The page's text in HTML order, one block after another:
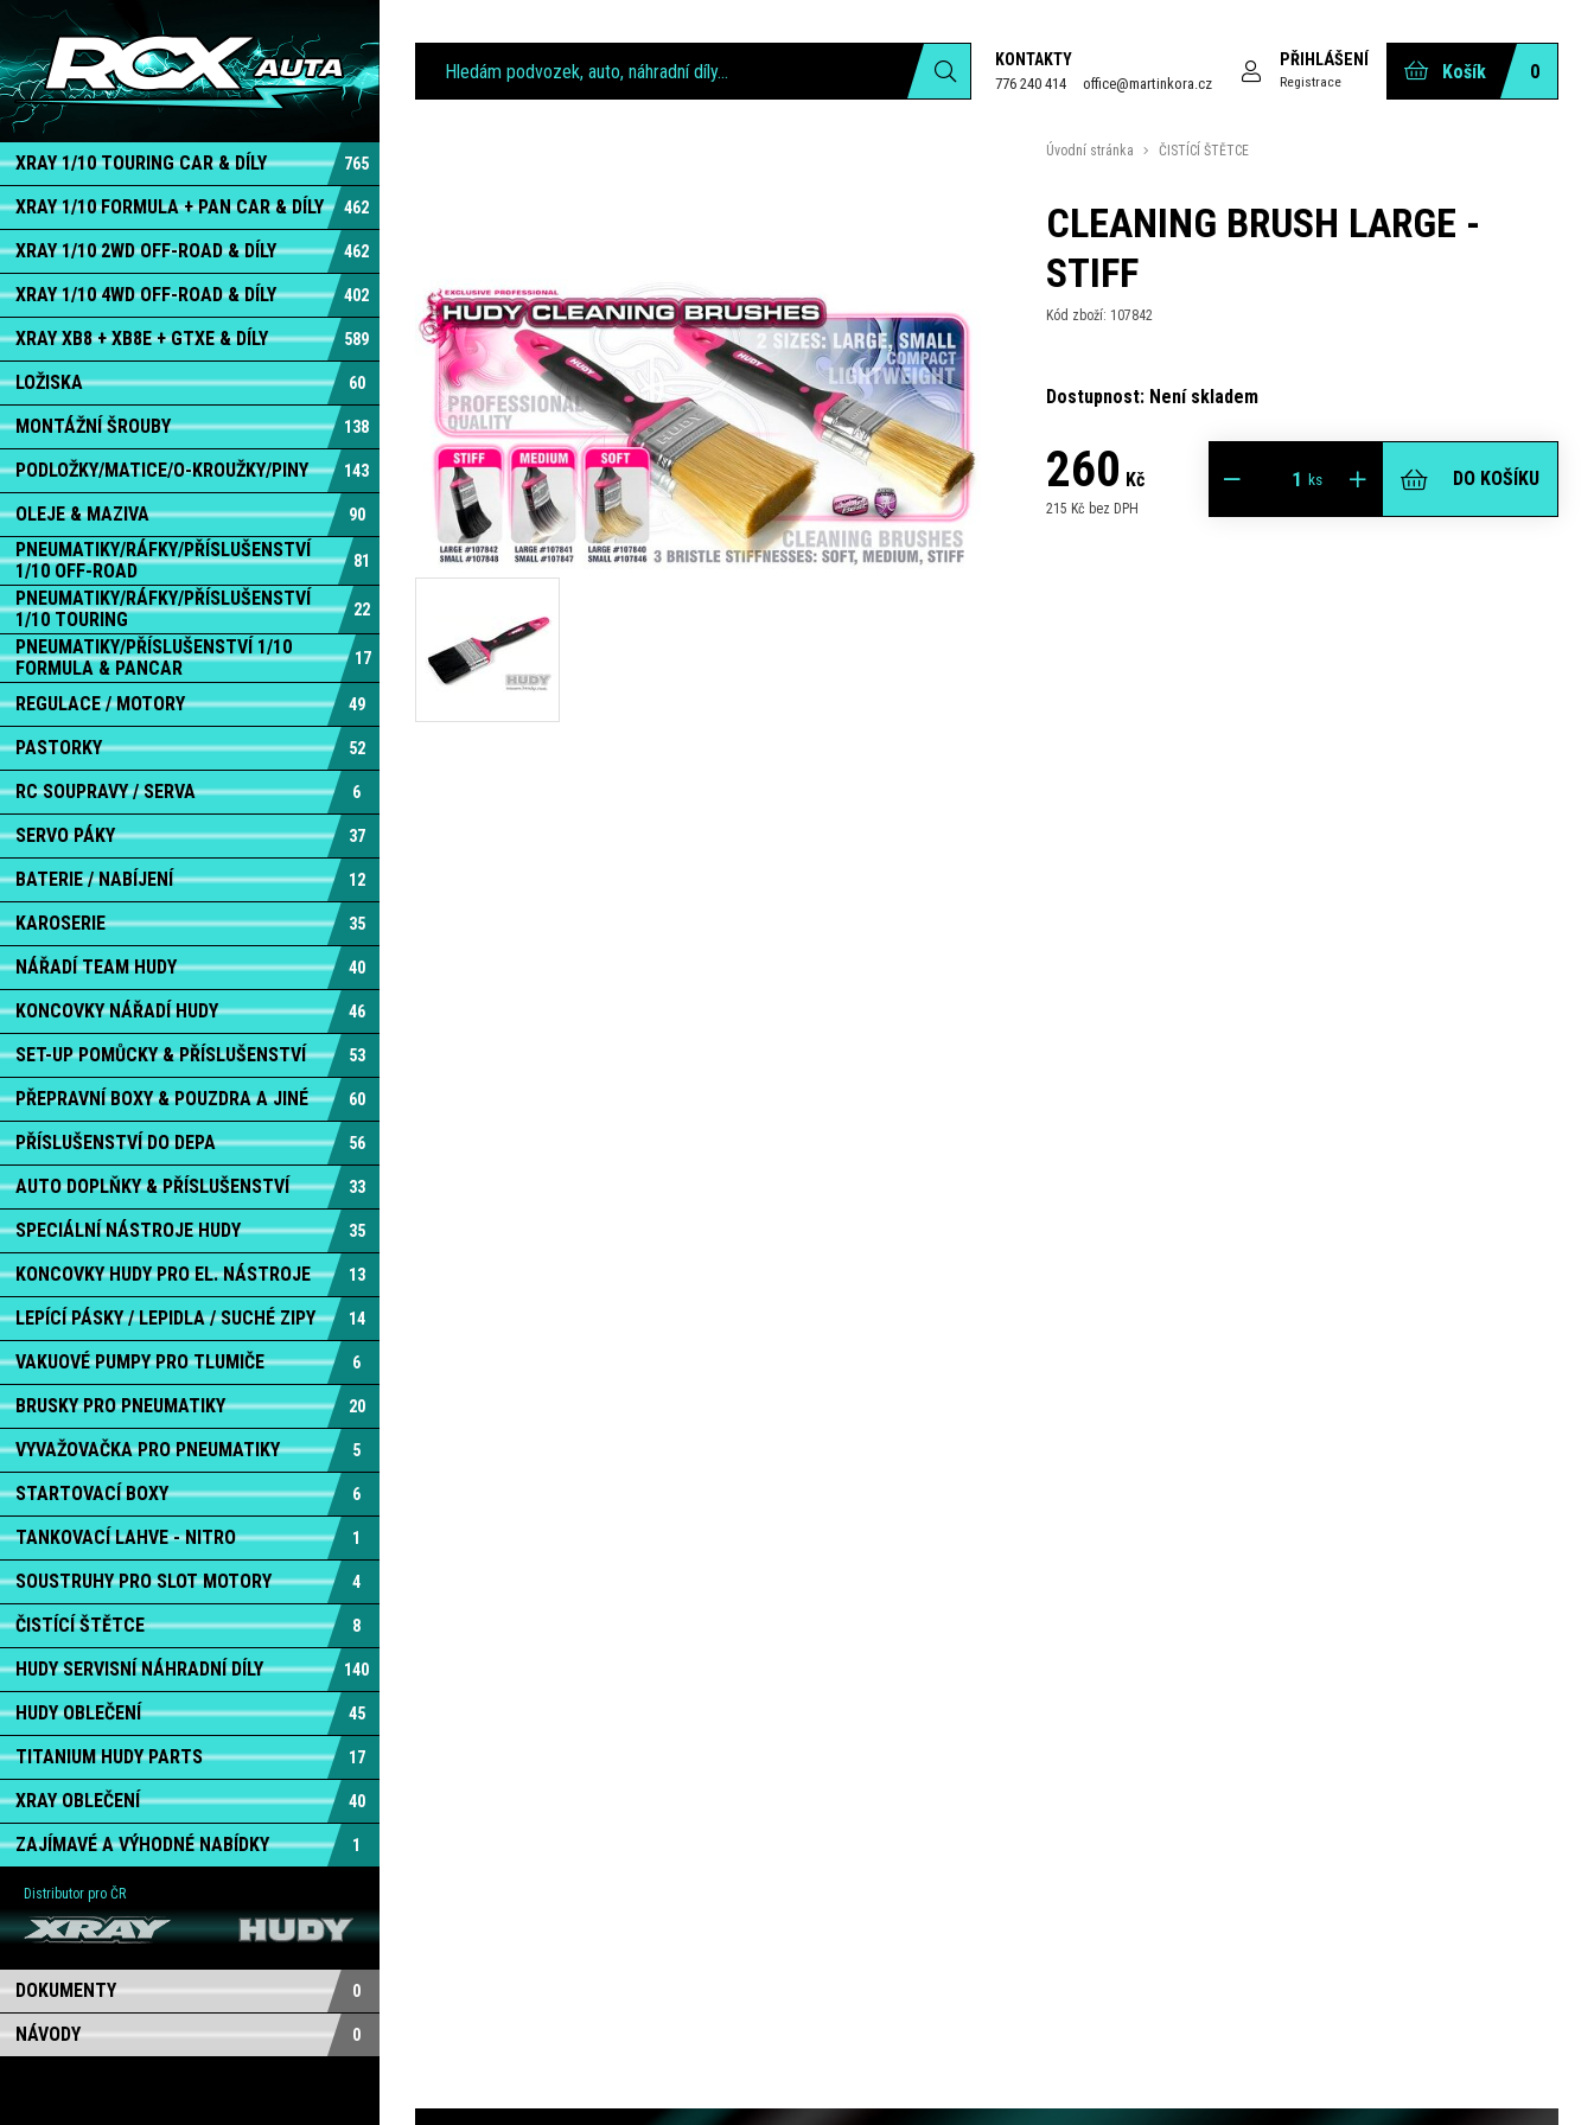
KONTAKTY
776 240 414 office@martinkora.cz
PŘIHLÁŠENÍ
Registrace Košík 0
Úvodní stránka ČISTÍCÍ ŠTĚTCE
CLEANING BRUSH LARGE -
STIFF
Kód zboží: 107842
Dostupnost: Není skladem
260 Kč
215 Kč bez DPH
ks DO KOŠÍKU
XRAY 1/10 TOURING CAR & DÍLY 765
XRAY 1/10 FORMULA + PAN CAR & DÍLY 462
XRAY 1/10 2WD OFF-ROAD & DÍLY 462
XRAY 1/10 4WD OFF-ROAD & DÍLY 402
XRAY XB8 + XB8E + GTXE & DÍLY 589
LOŽISKA 60
MONTÁŽNÍ ŠROUBY 138
PODLOŽKY/MATICE/O-KROUŽKY/PINY 143
OLEJE & MAZIVA 90
PNEUMATIKY/RÁFKY/PŘÍSLUŠENSTVÍ
1/10 OFF-ROAD
81
PNEUMATIKY/RÁFKY/PŘÍSLUŠENSTVÍ
1/10 TOURING
22
PNEUMATIKY/PŘÍSLUŠENSTVÍ 1/10
FORMULA & PANCAR
17
REGULACE / MOTORY 49
PASTORKY 52
RC SOUPRAVY / SERVA 6
SERVO PÁKY 37
BATERIE / NABÍJENÍ 12
KAROSERIE 35
NÁŘADÍ TEAM HUDY 40
KONCOVKY NÁŘADÍ HUDY 46
SET-UP POMŮCKY & PŘÍSLUŠENSTVÍ 53
PŘEPRAVNÍ BOXY & POUZDRA A JINÉ 60
PŘÍSLUŠENSTVÍ DO DEPA 56
AUTO DOPLŇKY & PŘÍSLUŠENSTVÍ 33
SPECIÁLNÍ NÁSTROJE HUDY 35
KONCOVKY HUDY PRO EL. NÁSTROJE 13
LEPÍCÍ PÁSKY / LEPIDLA / SUCHÉ ZIPY 14
VAKUOVÉ PUMPY PRO TLUMIČE 6
BRUSKY PRO PNEUMATIKY 20
VYVAŽOVAČKA PRO PNEUMATIKY 5
STARTOVACÍ BOXY 6
TANKOVACÍ LAHVE - NITRO 1
SOUSTRUHY PRO SLOT MOTORY 4
ČISTÍCÍ ŠTĚTCE 8
HUDY SERVISNÍ NÁHRADNÍ DÍLY 140
HUDY OBLEČENÍ 45
TITANIUM HUDY PARTS 17
XRAY OBLEČENÍ 40
ZAJÍMAVÉ A VÝHODNÉ NABÍDKY 1
Distributor pro ČR
DOKUMENTY 0
NÁVODY 0